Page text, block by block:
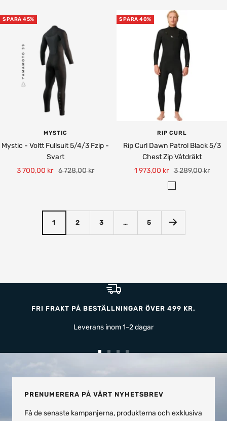
SPARA 45%
MYSTIC
Mystic - Voltt Fullsuit 5/4/3 Fzip -
Svart
Rea-
3 700,00 kr Pris
6 728,00 kr
SPARA 40%
RIP CURL
Rip Curl Dawn Patrol Black 5/3
Chest Zip Våtdräkt
Rea-
1 973,00 kr Pris
3 289,00 kr
s
a
r
t
1 2 3 … 5
FRI FRAKT PÅ BESTÄLLNINGAR ÖVER 499 KR.
Leverans inom 1–2 dagar
1
2 3 4
PRENUMERERA PÅ VÅRT NYHETSBREV
Få de senaste kampanjerna, produkterna och exklusiva